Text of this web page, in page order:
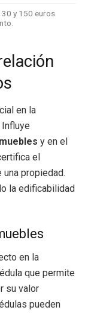
y 150 euros
en la
Influye
y en el
el
propiedad.
la edificabilidad
en la
que permite
su valor
pueden